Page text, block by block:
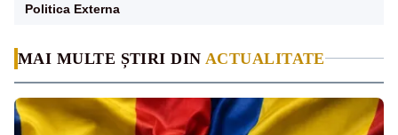
MAI MULTE ȘTIRI DIN ACTUALITATE
Politica Externa